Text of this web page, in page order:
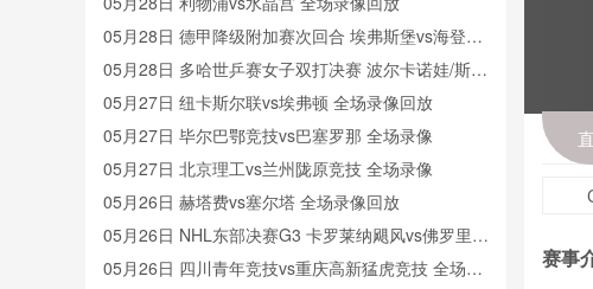
赛事
05月28日 德甲降级附加赛次回合 埃弗斯堡vs海登海
姆 全场录像回放
05月28日 多哈世乒赛女子双打决赛 波尔卡诺娃/斯佐
科斯vs王曼昱/蒯曼 全场录像回放
05月27日 纽卡斯尔联vs埃弗顿 全场录像回放
05月27日 毕尔巴鄂竞技vs巴塞罗那 全场录像
05月27日 北京理工vs兰州陇原竞技 全场录像
05月26日 赫塔费vs塞尔塔 全场录像回放
05月26日 NHL东部决赛G3 卡罗莱纳飓风vs佛罗里达
美洲豹 全场录像回放
05月26日 四川青年竞技vs重庆高新猛虎竞技 全场录